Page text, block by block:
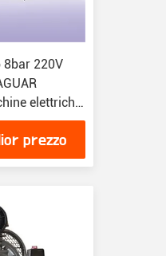
8bar 220V
elettriche
prezzo